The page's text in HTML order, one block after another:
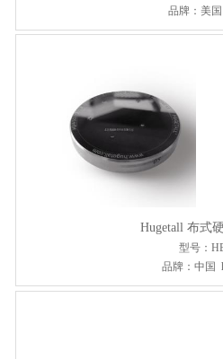
品牌：美
Hugetall 布式
型号：
品牌：中国